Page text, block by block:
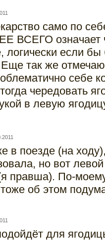
само по
ВСЕГО означает
если бы
так же
себе
чередовать
в левую
в поезде (на
но вот
правша). По-
об этом
для